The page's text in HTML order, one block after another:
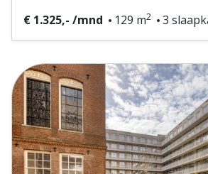
€ 1.325,- /mnd 129 m2 3